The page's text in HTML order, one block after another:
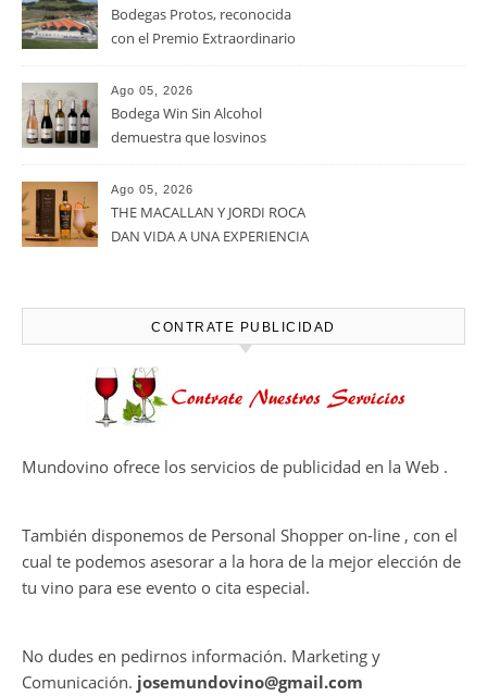
Bodegas Protos, reconocida
con el Premio Extraordinario
casi un siglo de excelencia
vitivinícola
Ago 05, 2026
Bodega Win Sin Alcohol
demuestra que losvinos
calidadcomienzan a diseñarse
en el viñedo
Ago 05, 2026
THE MACALLAN Y JORDI ROCA
DAN VIDA A UNA EXPERIENCIA
HARMONY COLLECTION
CONTRATE PUBLICIDAD
Mundovino ofrece los servicios de publicidad en la Web .
También disponemos de Personal Shopper on-line , con el
cual te podemos asesorar a la hora de la mejor elección de
tu vino para ese evento o cita especial.
No dudes en pedirnos información. Marketing y
Comunicación. josemundovino@gmail.com